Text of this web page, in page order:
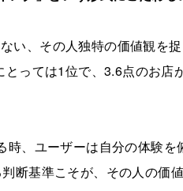
い、その人独特の価値観を
っては1位で、3.6点のお店
時、ユーザーは自分の体験
断基準こそが、その人の価